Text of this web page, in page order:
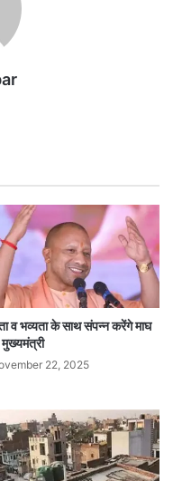
व भव्यता के साथ संपन्न करेंगे माघ
मुख्यमंत्री
22, 2025